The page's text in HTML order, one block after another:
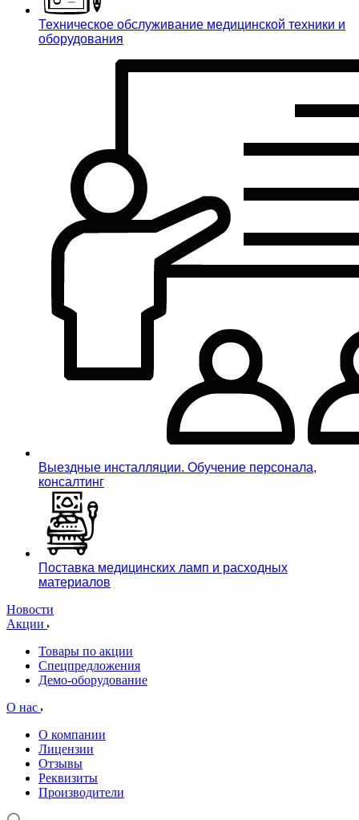
Техническое обслуживание медицинской техники и
оборудования
Выездные инсталляции. Обучение персонала,
консалтинг
Поставка медицинских ламп и расходных
материалов
Новости
Акции
Товары по акции
Спецпредложения
Демо-оборудование
О нас
О компании
Лицензии
Отзывы
Реквизиты
Производители